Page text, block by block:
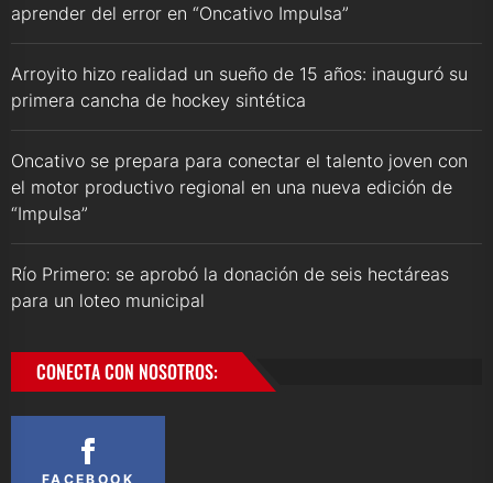
aprender del error en “Oncativo Impulsa”
Arroyito hizo realidad un sueño de 15 años: inauguró su
primera cancha de hockey sintética
Oncativo se prepara para conectar el talento joven con
el motor productivo regional en una nueva edición de
“Impulsa”
Río Primero: se aprobó la donación de seis hectáreas
para un loteo municipal
CONECTA CON NOSOTROS:
FACEBOOK